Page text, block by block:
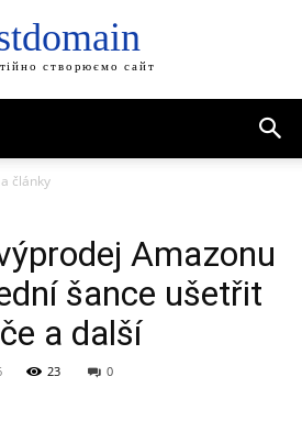
створюємо сайт
články
Amazonu
šance ušetřit
a další
23 0